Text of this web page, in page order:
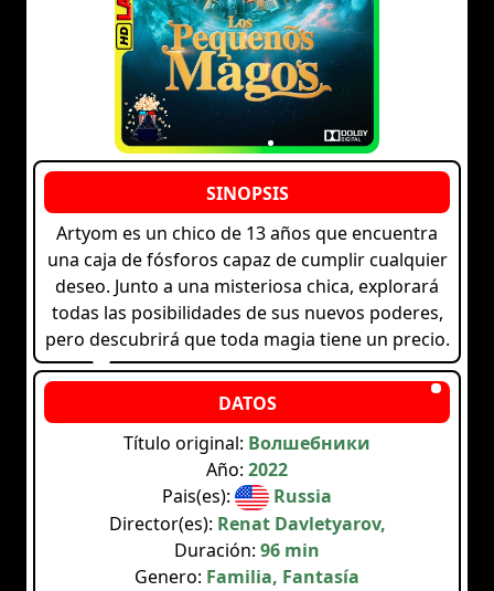
Artyom es un chico de 13 años que encuentra
una caja de fósforos capaz de cumplir cualquier
deseo. Junto a una misteriosa chica, explorará
todas las posibilidades de sus nuevos poderes,
pero descubrirá que toda magia tiene un precio.
Título original: Волшебники
Año: 2022
Pais(es):
Russia
Director(es): Renat Davletyarov,
Duración: 96 min
Genero: Familia, Fantasía